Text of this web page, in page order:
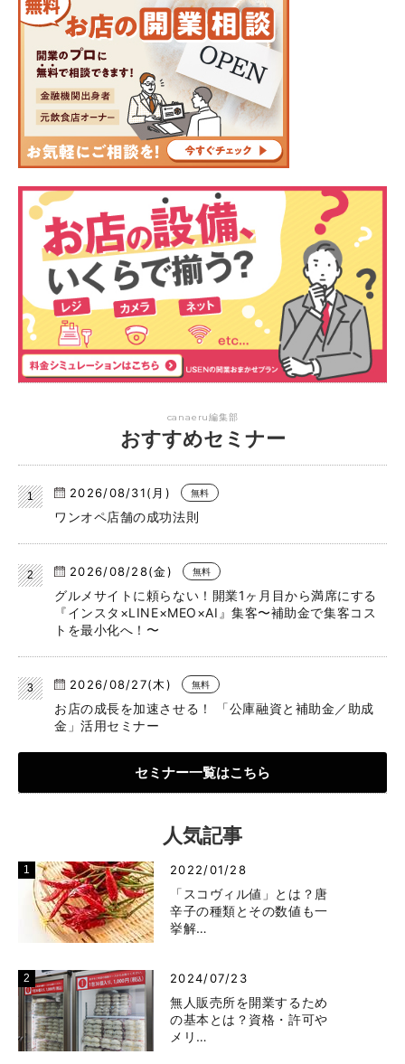
canaeru編集部
おすすめセミナー
2026/08/31(月) 無料
ワンオペ店舗の成功法則
2026/08/28(金) 無料
グルメサイトに頼らない！開業1ヶ月目から満席にする
『インスタ×LINE×MEO×AI』集客〜補助金で集客コス
トを最小化へ！〜
2026/08/27(木) 無料
お店の成長を加速させる！ 「公庫融資と補助金／助成
金」活用セミナー
セミナー一覧はこちら
人気記事
2022/01/28
「スコヴィル値」とは？唐
辛子の種類とその数値も一
挙解…
2024/07/23
無人販売所を開業するため
の基本とは？資格・許可や
メリ…